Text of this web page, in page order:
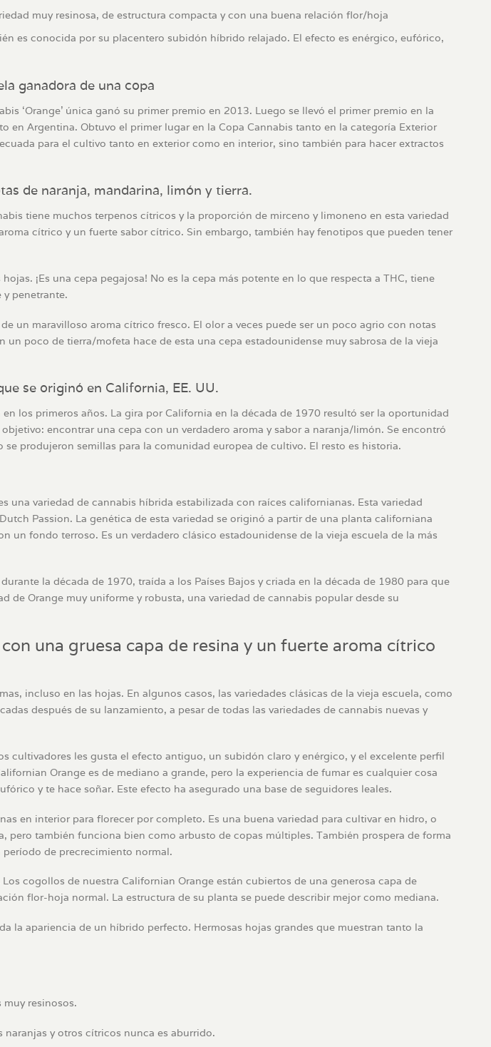
muy resinosa, de estructura compacta y con una buena relación flor/hoja
es conocida por su placentero subidón híbrido relajado. El efecto es enérgico, eufórico,
ganadora de una copa
‘Orange’ única ganó su primer premio en 2013. Luego se llevó el primer premio en la
en Argentina. Obtuvo el primer lugar en la Copa Cannabis tanto en la categoría Exterior
para el cultivo tanto en exterior como en interior, sino también para hacer extractos
de naranja, mandarina, limón y tierra.
tiene muchos terpenos cítricos y la proporción de mirceno y limoneno en esta variedad
cítrico y un fuerte sabor cítrico. Sin embargo, también hay fenotipos que pueden tener
¡Es una cepa pegajosa! No es la cepa más potente en lo que respecta a THC, tiene
penetrante.
un maravilloso aroma cítrico fresco. El olor a veces puede ser un poco agrio con notas
poco de tierra/mofeta hace de esta una cepa estadounidense muy sabrosa de la vieja
se originó en California, EE. UU.
los primeros años. La gira por California en la década de 1970 resultó ser la oportunidad
encontrar una cepa con un verdadero aroma y sabor a naranja/limón. Se encontró
produjeron semillas para la comunidad europea de cultivo. El resto es historia.
una variedad de cannabis híbrida estabilizada con raíces californianas. Esta variedad
Passion. La genética de esta variedad se originó a partir de una planta californiana
fondo terroso. Es un verdadero clásico estadounidense de la vieja escuela de la más
la década de 1970, traída a los Países Bajos y criada en la década de 1980 para que
de Orange muy uniforme y robusta, una variedad de cannabis popular desde su
una gruesa capa de resina y un fuerte aroma cítrico
incluso en las hojas. En algunos casos, las variedades clásicas de la vieja escuela, como
después de su lanzamiento, a pesar de todas las variedades de cannabis nuevas y
cultivadores les gusta el efecto antiguo, un subidón claro y enérgico, y el excelente perfil
Orange es de mediano a grande, pero la experiencia de fumar es cualquier cosa
y te hace soñar. Este efecto ha asegurado una base de seguidores leales.
en interior para florecer por completo. Es una buena variedad para cultivar en hidro, o
también funciona bien como arbusto de copas múltiples. También prospera de forma
de precrecimiento normal.
cogollos de nuestra Californian Orange están cubiertos de una generosa capa de
flor-hoja normal. La estructura de su planta se puede describir mejor como mediana.
la apariencia de un híbrido perfecto. Hermosas hojas grandes que muestran tanto la
resinosos.
y otros cítricos nunca es aburrido.